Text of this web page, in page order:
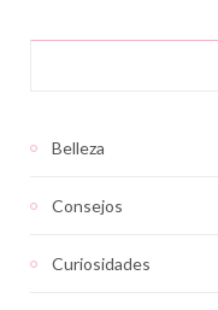
Belleza
Consejos
Curiosidades